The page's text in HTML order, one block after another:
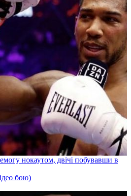
нокаутом, двічі побувавши в
бою)